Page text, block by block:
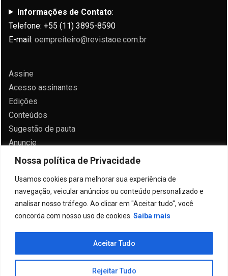
Nossa política de Privacidade
Usamos cookies para melhorar sua experiência de
navegação, veicular anúncios ou conteúdo personalizado e
analisar nosso tráfego. Ao clicar em "Aceitar tudo", você
concorda com nosso uso de cookies. Saiba mais
Rejeitar Tudo
Aceitar Tudo
Informações de Contato:
Telefone: +55 (11) 3895-8590
E-mail: oempreiteiro@revistaoe.com.br
Assine
Acesso assinantes
Edições
Conteúdos
Sugestão de pauta
Anuncie
Contato
Todos direitos reservados 2024.
Proudly powered by WordPress|Theme: Allure
News byCandid Themes